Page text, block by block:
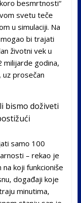
besmrtnosti“
svetu teče
u simulaciji. Na
bi trajati
životni vek u
godina,
uz prosečan
bismo doživeti
samo 100
– rekao je
koji funkcioniše
događaji koje
minutima,